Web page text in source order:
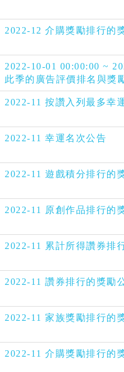
2022-12 介購獎勵排行的
2022-10-01 00:00:00 ~
此季的廣告評價排名與獎
2022-11 按讚入列最多幸
2022-11 幸運名次公告
2022-11 遊戲積分排行的
2022-11 原創作品排行的
2022-11 累計所得讚券排
2022-11 讚券排行的獎勵
2022-11 家族獎勵排行的
2022-11 介購獎勵排行的